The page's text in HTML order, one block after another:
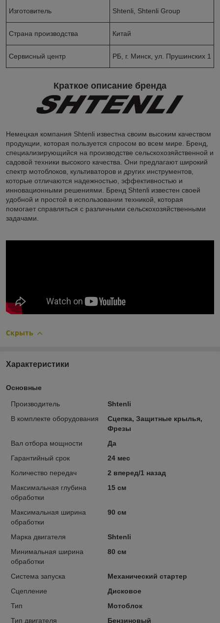
Изготовитель Shtenli, Shtenli Group
Страна производства Китай
Сервисный центр РБ, г. Минск, ул. Прушинских 1
Краткое описание бренда
Немецкая компания Shtenli известна своим высоким качеством
продукции, которая пользуется спросом во всем мире. Бренд,
специализирующийся на производстве сельскохозяйственной и
садовой техники высокого качества. Они предлагают широкий
спектр мотоблоков, культиваторов и других инструментов,
которые отличаются надежностью, эффективностью и
инновационными решениями. Бренд Shtenli известен своей
удобной и простой в использовании техникой, которая
помогает справляться с различными сельскохозяйственными
задачами.
Скрыть
Характеристики
Основные
Производитель
Shtenli
В комплекте оборудования
Сцепка, Защитные крылья,
Фрезы
Вал отбора мощности
Да
Гарантийный срок
24 мес
Количество передач
2 вперед/1 назад
Максимальная глубина
обработки
15 см
Максимальная ширина
обработки
90 см
Марка двигателя
Shtenli
Минимальная ширина
обработки
80 см
Система запуска
Механический стартер
Сцепление
Дисковое
Тип
Мотоблок
Тип двигателя
Бензиновый